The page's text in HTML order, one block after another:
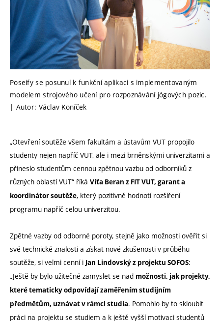
Poseify se posunul k funkční aplikaci s implementovaným
modelem strojového učení pro rozpoznávání jógových pozic.
| Autor: Václav Koníček
„Otevření soutěže všem fakultám a ústavům VUT propojilo
studenty nejen napříč VUT, ale i mezi brněnskými univerzitami a
přineslo studentům cennou zpětnou vazbu od odborníků z
různých oblastí VUT“ říká Víťa Beran z FIT VUT, garant a
koordinátor soutěže, který pozitivně hodnotí rozšíření
programu napříč celou univerzitou.
Zpětné vazby od odborné poroty, stejně jako možnosti ověřit si
své technické znalosti a získat nové zkušenosti v průběhu
soutěže, si velmi cenní i Jan Lindovský z projektu SOFOS:
„Ještě by bylo užitečné zamyslet se nad možnosti, jak projekty,
které tematicky odpovídají zaměřením studijním
předmětům, uznávat v rámci studia. Pomohlo by to skloubit
práci na projektu se studiem a k ještě vyšší motivaci studentů